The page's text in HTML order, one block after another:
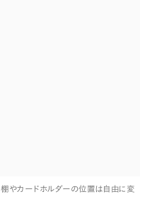
棚やカードホルダーの位置は自由に変